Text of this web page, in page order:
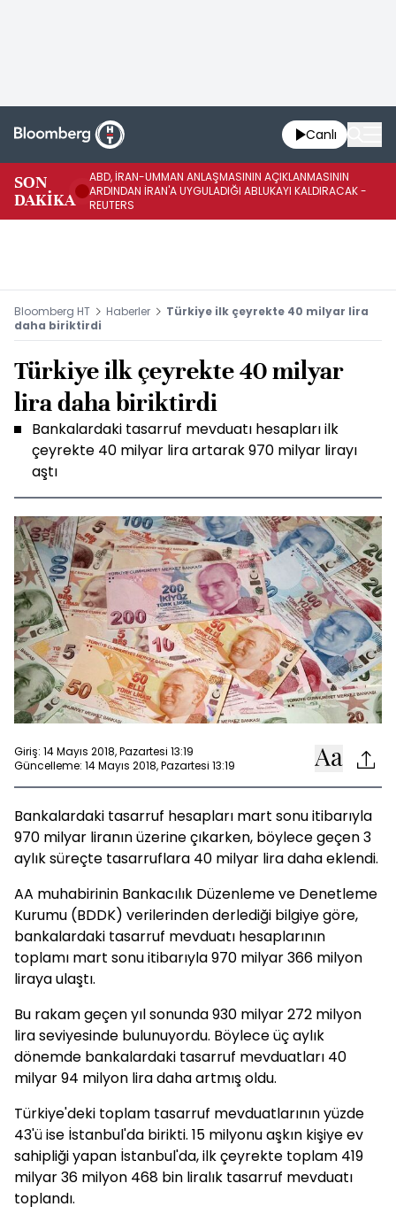
Canlı
SON
DAKİKA
ABD, İRAN-UMMAN ANLAŞMASININ AÇIKLANMASININ
ARDINDAN İRAN'A UYGULADIĞI ABLUKAYI KALDIRACAK -
REUTERS
Bloomberg HT Haberler
Türkiye ilk çeyrekte 40 milyar lira
daha biriktirdi
Türkiye ilk çeyrekte 40 milyar
lira daha biriktirdi
Bankalardaki tasarruf mevduatı hesapları ilk
çeyrekte 40 milyar lira artarak 970 milyar lirayı
aştı
Giriş: 14 Mayıs 2018, Pazartesi 13:19
Güncelleme: 14 Mayıs 2018, Pazartesi 13:19
Bankalardaki tasarruf hesapları mart sonu itibarıyla
970 milyar liranın üzerine çıkarken, böylece geçen 3
aylık süreçte tasarruflara 40 milyar lira daha eklendi.
AA muhabirinin Bankacılık Düzenleme ve Denetleme
Kurumu (BDDK) verilerinden derlediği bilgiye göre,
bankalardaki tasarruf mevduatı hesaplarının
toplamı mart sonu itibarıyla 970 milyar 366 milyon
liraya ulaştı.
Bu rakam geçen yıl sonunda 930 milyar 272 milyon
lira seviyesinde bulunuyordu. Böylece üç aylık
dönemde bankalardaki tasarruf mevduatları 40
milyar 94 milyon lira daha artmış oldu.
Türkiye'deki toplam tasarruf mevduatlarının yüzde
43'ü ise İstanbul'da birikti. 15 milyonu aşkın kişiye ev
sahipliği yapan İstanbul'da, ilk çeyrekte toplam 419
milyar 36 milyon 468 bin liralık tasarruf mevduatı
toplandı.